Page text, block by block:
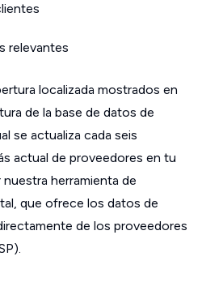
relevantes
localizada mostrados en
de la base de datos de
se actualiza cada seis
actual de proveedores en tu
herramienta de
que ofrece los datos de
de los proveedores